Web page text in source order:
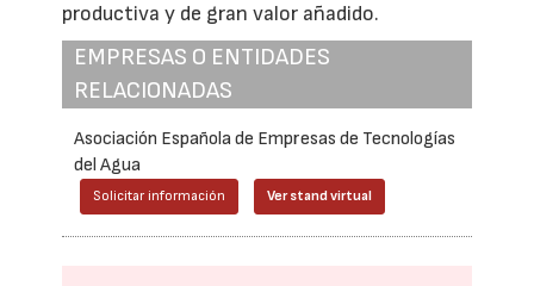
productiva y de gran valor añadido.
EMPRESAS O ENTIDADES
RELACIONADAS
Asociación Española de Empresas de Tecnologías
del Agua
Solicitar información Ver stand virtual